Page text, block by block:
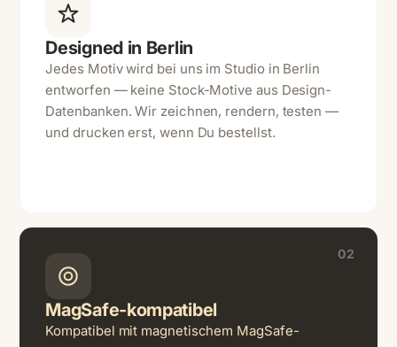
Designed in Berlin
Jedes Motiv wird bei uns im Studio in Berlin
entworfen — keine Stock-Motive aus Design-
Datenbanken. Wir zeichnen, rendern, testen —
und drucken erst, wenn Du bestellst.
02
MagSafe-kompatibel
Kompatibel mit magnetischem MagSafe-